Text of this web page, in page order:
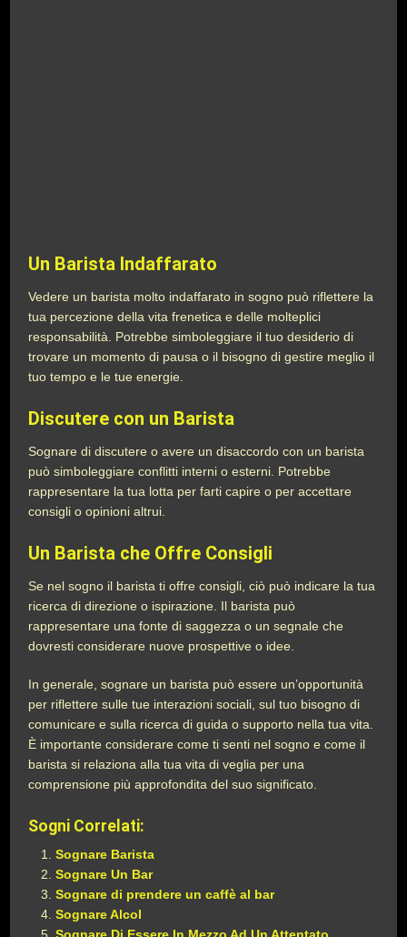
Un Barista Indaffarato
Vedere un barista molto indaffarato in sogno può riflettere la
tua percezione della vita frenetica e delle molteplici
responsabilità. Potrebbe simboleggiare il tuo desiderio di
trovare un momento di pausa o il bisogno di gestire meglio il
tuo tempo e le tue energie.
Discutere con un Barista
Sognare di discutere o avere un disaccordo con un barista
può simboleggiare conflitti interni o esterni. Potrebbe
rappresentare la tua lotta per farti capire o per accettare
consigli o opinioni altrui.
Un Barista che Offre Consigli
Se nel sogno il barista ti offre consigli, ciò può indicare la tua
ricerca di direzione o ispirazione. Il barista può
rappresentare una fonte di saggezza o un segnale che
dovresti considerare nuove prospettive o idee.
In generale, sognare un barista può essere un’opportunità
per riflettere sulle tue interazioni sociali, sul tuo bisogno di
comunicare e sulla ricerca di guida o supporto nella tua vita.
È importante considerare come ti senti nel sogno e come il
barista si relaziona alla tua vita di veglia per una
comprensione più approfondita del suo significato.
Sogni Correlati:
Sognare Barista
Sognare Un Bar
Sognare di prendere un caffè al bar
Sognare Alcol